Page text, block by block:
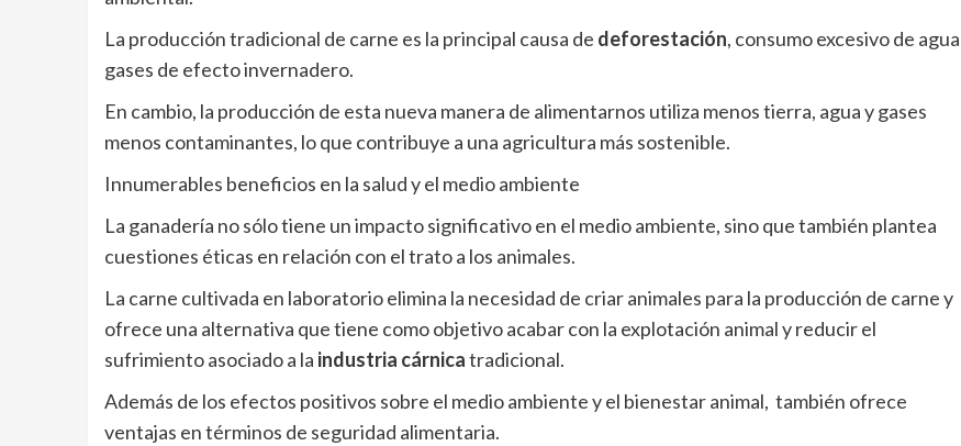
La producción tradicional de carne es la principal causa de deforestación, consumo excesivo de
gases de efecto invernadero.
En cambio, la producción de esta nueva manera de alimentarnos utiliza menos tierra, agua y gases
menos contaminantes, lo que contribuye a una agricultura más sostenible.
Innumerables beneficios en la salud y el medio ambiente
La ganadería no sólo tiene un impacto significativo en el medio ambiente, sino que también plantea
cuestiones éticas en relación con el trato a los animales.
La carne cultivada en laboratorio elimina la necesidad de criar animales para la producción de carne y
ofrece una alternativa que tiene como objetivo acabar con la explotación animal y reducir el
sufrimiento asociado a la industria cárnicatradicional.
Además de los efectos positivos sobre el medio ambiente y el bienestar animal, también ofrece
ventajas en términos de seguridad alimentaria.